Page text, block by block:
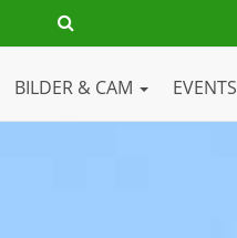
BILDER & CAM EVENTS